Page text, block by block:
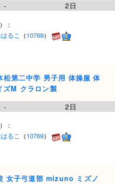
- 2日
：
るこ （10769）
第二中学 男子用 体操服 体
ズM クラロン製
- 2日
：
るこ （10769）
女子弓道部 mizuno ミズノ